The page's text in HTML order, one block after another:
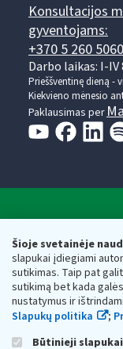
Šioje svetainėje
slapukai įdiegiami
sutikimas. Taip pat
sutikimą bet kada
nustatymus ir
Slapukų politika
;
Būtinieji slapukai
Konsultacijos
gyventojams:
+370 5 260 5060
Darbo laikas: I-IV
Prieššventinę dieną -
Kiekvieno mėnesio
Paklausimas per
Valstybinė
Respublikos
Biudžetinė įstaiga.
adresas: Vasario 16-
vmi@vmi.lt, E.
Duomenys apie
Respublikos finansų